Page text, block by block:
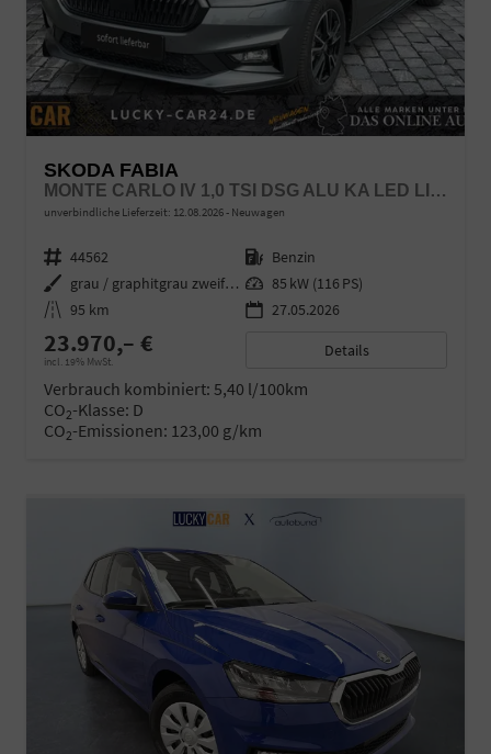
SKODA FABIA
MONTE CARLO IV 1,0 TSI DSG ALU KA LED LINK LRH NBA
unverbindliche Lieferzeit: 12.08.2026 Neuwagen
Fahrzeugnr. 44562 Kraftstoff Benzin
Außenfarbe
grau / graphitgrau zweifarbig Leistung 85 kW (116 PS)
Kilometerstand 95 km 27.05.2026
23.970,– €
incl. 19% MwSt.
Details
Verbrauch kombiniert: 5,40 l/100km
CO2-Klasse: D
CO2-Emissionen: 123,00 g/km